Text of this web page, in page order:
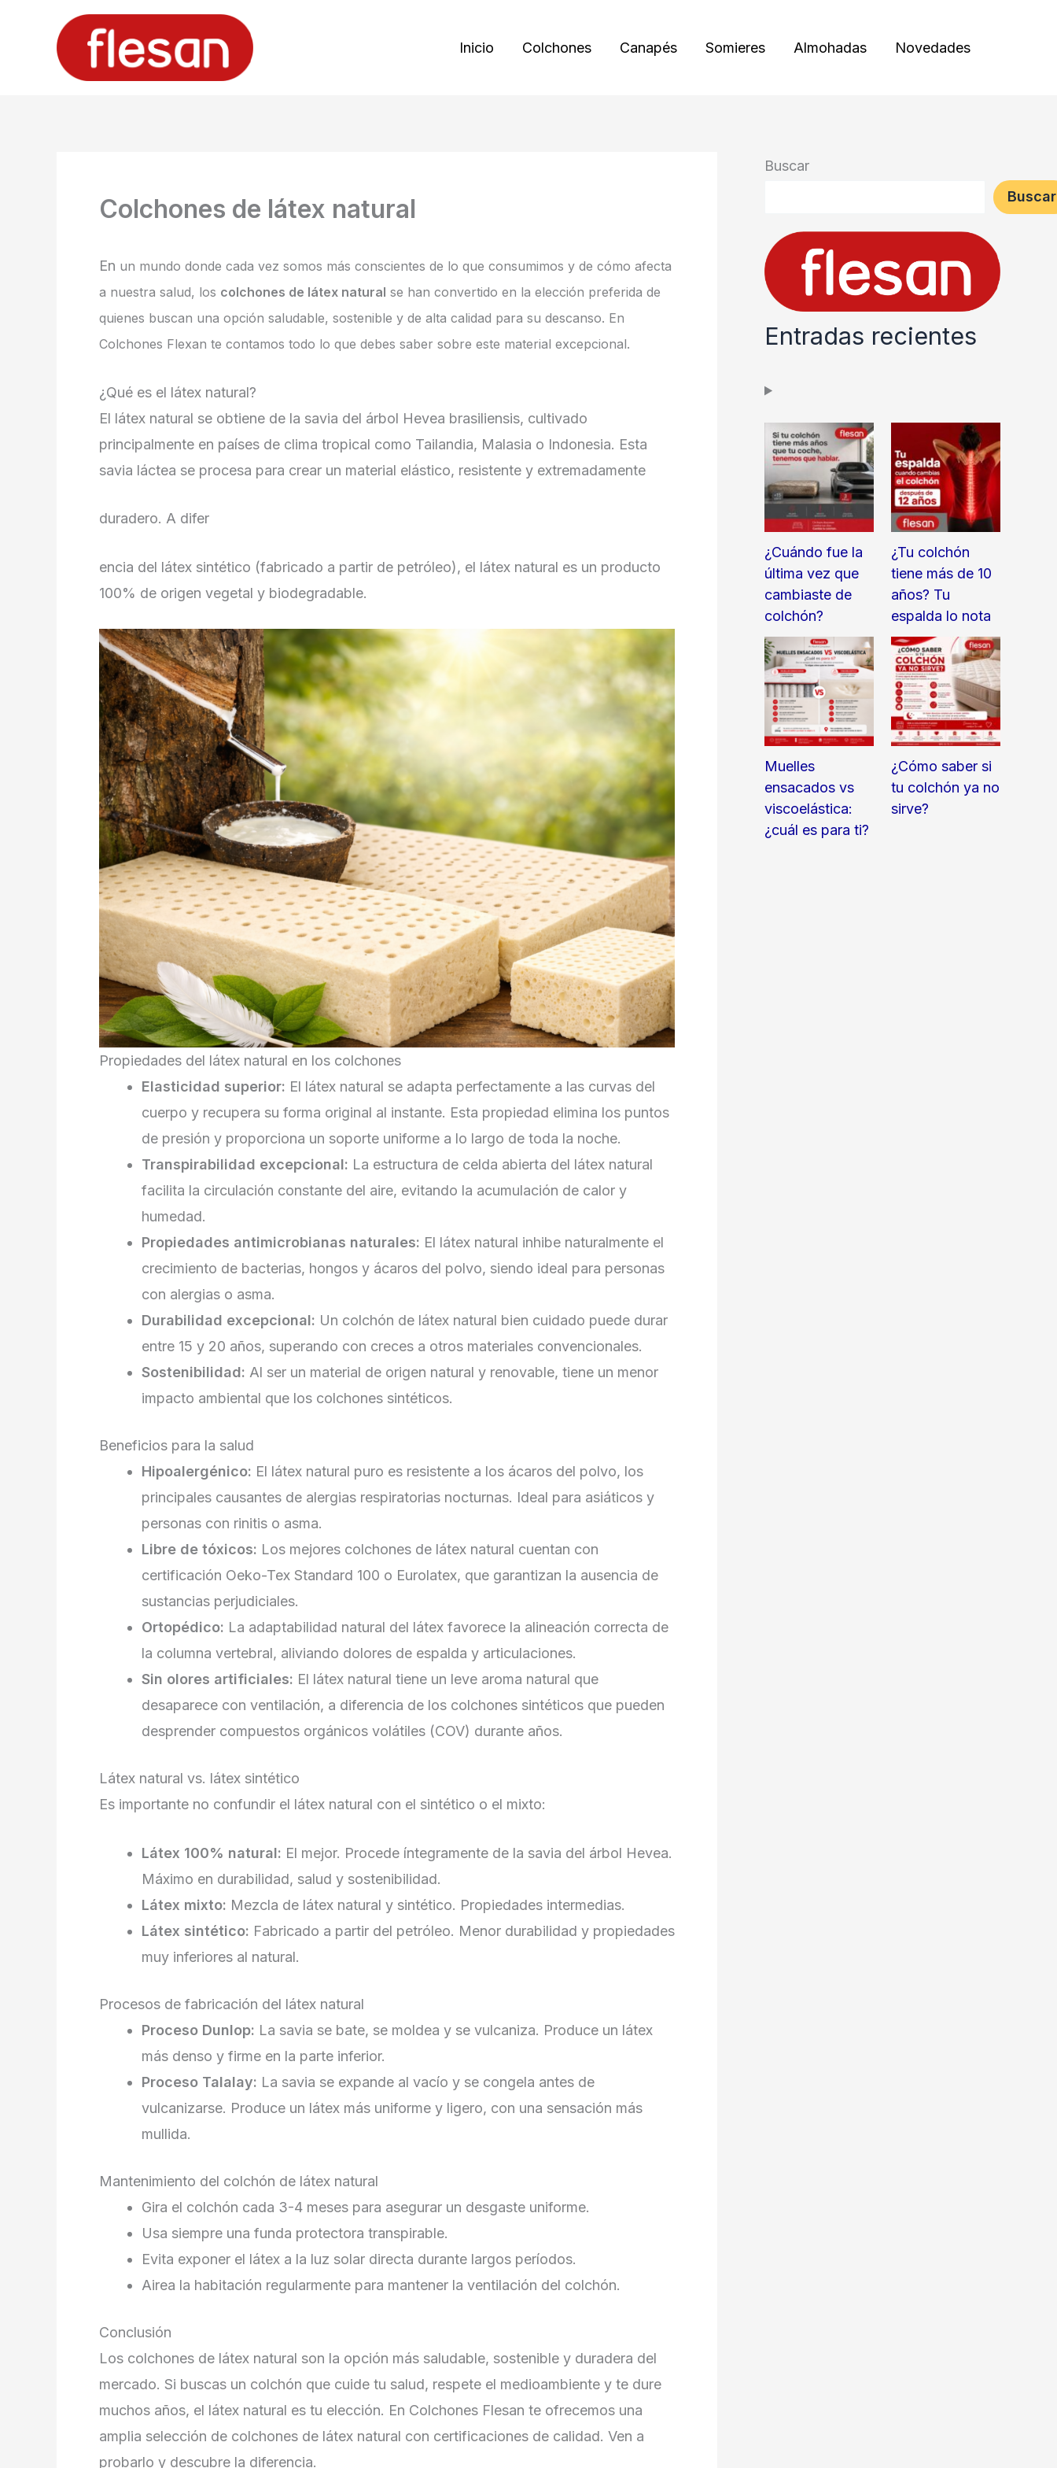
contenido
Inicio Colchones Canapés Somieres Almohadas Novedades
Colchones de látex natural
En un mundo donde cada vez somos más conscientes de lo que consumimos y de cómo afecta
a nuestra salud, los colchones de látex natural se han convertido en la elección preferida de
quienes buscan una opción saludable, sostenible y de alta calidad para su descanso. En
Colchones Flexan te contamos todo lo que debes saber sobre este material excepcional.
¿Qué es el látex natural?
El látex natural se obtiene de la savia del árbol Hevea brasiliensis, cultivado
principalmente en países de clima tropical como Tailandia, Malasia o Indonesia. Esta
savia láctea se procesa para crear un material elástico, resistente y extremadamente
duradero. A difer
encia del látex sintético (fabricado a partir de petróleo), el látex natural es un producto
100% de origen vegetal y biodegradable.
Propiedades del látex natural en los colchones
Elasticidad superior: El látex natural se adapta perfectamente a las curvas del
cuerpo y recupera su forma original al instante. Esta propiedad elimina los puntos
de presión y proporciona un soporte uniforme a lo largo de toda la noche.
Transpirabilidad excepcional: La estructura de celda abierta del látex natural
facilita la circulación constante del aire, evitando la acumulación de calor y
humedad.
Propiedades antimicrobianas naturales: El látex natural inhibe naturalmente el
crecimiento de bacterias, hongos y ácaros del polvo, siendo ideal para personas
con alergias o asma.
Durabilidad excepcional: Un colchón de látex natural bien cuidado puede durar
entre 15 y 20 años, superando con creces a otros materiales convencionales.
Sostenibilidad: Al ser un material de origen natural y renovable, tiene un menor
impacto ambiental que los colchones sintéticos.
Beneficios para la salud
Hipoalergénico: El látex natural puro es resistente a los ácaros del polvo, los
principales causantes de alergias respiratorias nocturnas. Ideal para asiáticos y
personas con rinitis o asma.
Libre de tóxicos: Los mejores colchones de látex natural cuentan con
certificación Oeko-Tex Standard 100 o Eurolatex, que garantizan la ausencia de
sustancias perjudiciales.
Ortopédico: La adaptabilidad natural del látex favorece la alineación correcta de
la columna vertebral, aliviando dolores de espalda y articulaciones.
Sin olores artificiales: El látex natural tiene un leve aroma natural que
desaparece con ventilación, a diferencia de los colchones sintéticos que pueden
desprender compuestos orgánicos volátiles (COV) durante años.
Látex natural vs. látex sintético
Es importante no confundir el látex natural con el sintético o el mixto:
Látex 100% natural: El mejor. Procede íntegramente de la savia del árbol Hevea.
Máximo en durabilidad, salud y sostenibilidad.
Látex mixto: Mezcla de látex natural y sintético. Propiedades intermedias.
Látex sintético: Fabricado a partir del petróleo. Menor durabilidad y propiedades
muy inferiores al natural.
Procesos de fabricación del látex natural
Proceso Dunlop: La savia se bate, se moldea y se vulcaniza. Produce un látex
más denso y firme en la parte inferior.
Proceso Talalay: La savia se expande al vacío y se congela antes de
vulcanizarse. Produce un látex más uniforme y ligero, con una sensación más
mullida.
Mantenimiento del colchón de látex natural
Gira el colchón cada 3-4 meses para asegurar un desgaste uniforme.
Usa siempre una funda protectora transpirable.
Evita exponer el látex a la luz solar directa durante largos períodos.
Airea la habitación regularmente para mantener la ventilación del colchón.
Conclusión
Los colchones de látex natural son la opción más saludable, sostenible y duradera del
mercado. Si buscas un colchón que cuide tu salud, respete el medioambiente y te dure
muchos años, el látex natural es tu elección. En Colchones Flesan te ofrecemos una
amplia selección de colchones de látex natural con certificaciones de calidad. Ven a
probarlo y descubre la diferencia.
Buscar
Buscar
Entradas recientes
¿Cuándo fue la
última vez que
cambiaste de
colchón?
¿Tu colchón
tiene más de 10
años? Tu
espalda lo nota
Muelles
ensacados vs
viscoelástica:
¿cuál es para ti?
¿Cómo saber si
tu colchón ya no
sirve?